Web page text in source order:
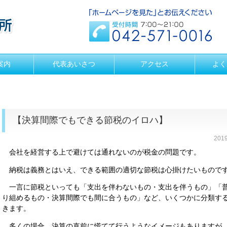
内 代表あいさつ アクセス よ
【決算間際でもできる節税のイロハ】
会社を経営する上で避けては通れないのが税金の問題です。
納税は義務とはいえ、できる範囲の適切な節税は心掛けたいもので
一言に節税といっても「支出を伴わないもの・支出を伴うもの」「
り組めるもの・決算間際でも間に合うもの」など、いくつかに分類す
きます。